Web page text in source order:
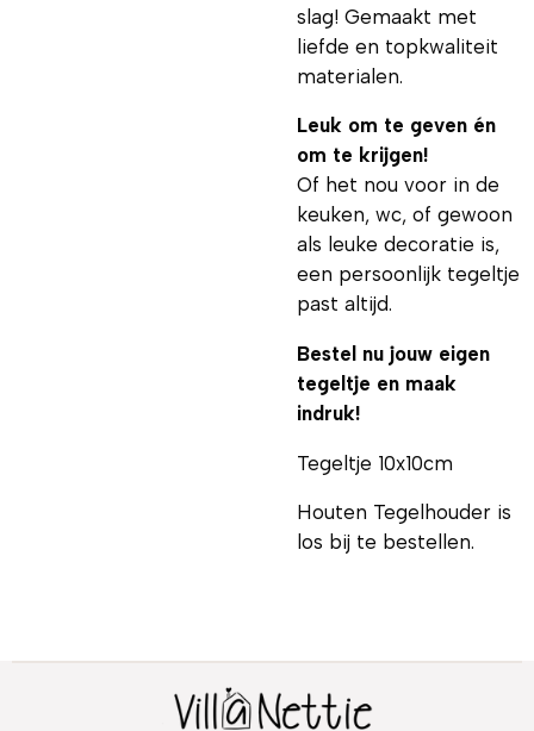
slag! Gemaakt met
liefde en topkwaliteit
materialen.
Leuk om te geven én
om te krijgen!
Of het nou voor in de
keuken, wc, of gewoon
als leuke decoratie is,
een persoonlijk tegeltje
past altijd.
Bestel nu jouw eigen
tegeltje en maak
indruk!
Tegeltje 10x10cm
Houten Tegelhouder is
los bij te bestellen.